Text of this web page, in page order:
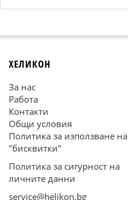
ХЕЛИКОН
За нас
Работа
Контакти
Общи условия
Политика за използване на
"бисквитки"
Политика за сигурност на
личните данни
service@helikon.bg